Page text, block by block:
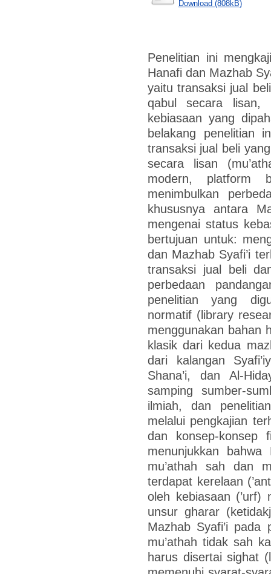
Download (808kB)
Penelitian ini
Hanafi dan Mazhab
yaitu transaksi jual
qabul secara lisan,
kebiasaan yang
belakang penelitian
transaksi jual beli
secara lisan
modern, platform
menimbulkan
khususnya antara
mengenai status
bertujuan untuk:
dan Mazhab Syafi’i
transaksi jual beli
perbedaan
penelitian yang
normatif (library
menggunakan bahan
klasik dari kedua
dari kalangan
Shana’i, dan Al-
samping sumber-
ilmiah, dan
melalui pengkajian
dan konsep-konsep
menunjukkan
mu’athah sah dan
terdapat kerelaan
oleh kebiasaan (’urf)
unsur gharar
Mazhab Syafi’i pada
mu’athah tidak sah
harus disertai sighat